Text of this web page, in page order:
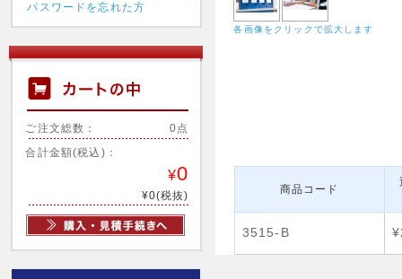
パスワードを忘れた方
ご注文総数： 0点
合計金額(税込)：
¥0
¥0(税抜)
各画像をクリックで拡大します
商品コード
3515-B